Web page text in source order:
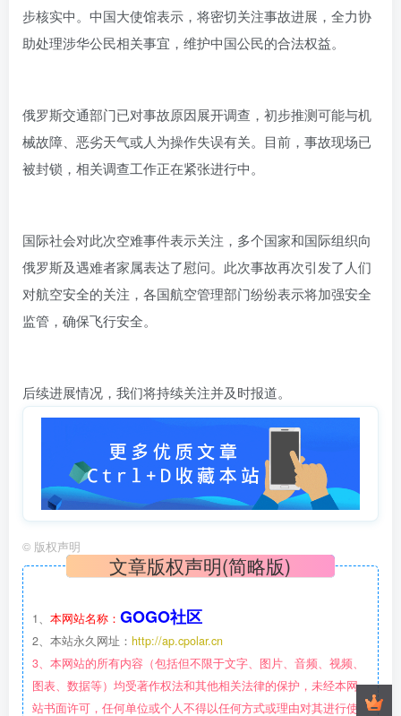
步核实中。中国大使馆表示，将密切关注事故进展，全力协
助处理涉华公民相关事宜，维护中国公民的合法权益。
俄罗斯交通部门已对事故原因展开调查，初步推测可能与机
械故障、恶劣天气或人为操作失误有关。目前，事故现场已
被封锁，相关调查工作正在紧张进行中。
国际社会对此次空难事件表示关注，多个国家和国际组织向
俄罗斯及遇难者家属表达了慰问。此次事故再次引发了人们
对航空安全的关注，各国航空管理部门纷纷表示将加强安全
监管，确保飞行安全。
后续进展情况，我们将持续关注并及时报道。
© 版权声明
文章版权声明(简略版)
1、 本网站名称： GOGO社区
2、本站永久网址： http://ap.cpolar.cn
3、本网站的所有内容（包括但不限于文字、图片、音频、视频、
图表、数据等）均受著作权法和其他相关法律的保护，未经本网
站书面许可，任何单位或个人不得以任何方式或理由对其进行使